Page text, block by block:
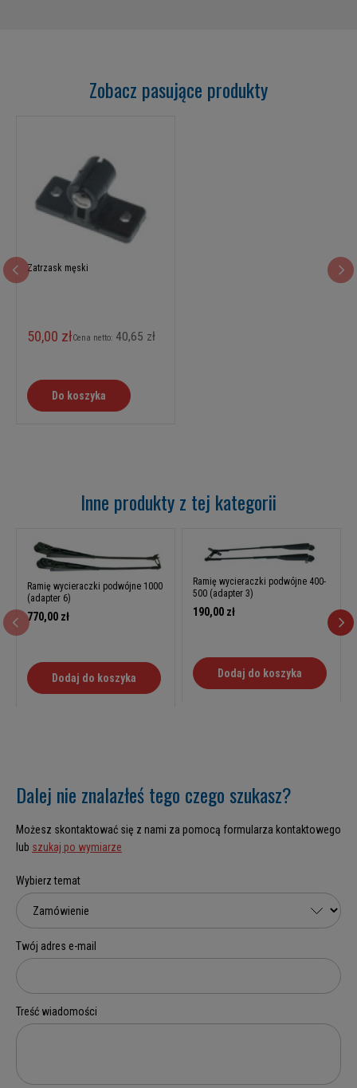
Zobacz pasujące produkty
Zatrzask męski
50,00 złCena netto: 40,65 zł
Do koszyka
Inne produkty z tej kategorii
Ramię wycieraczki podwójne 1000
(adapter 6)
770,00 zł
Dodaj do koszyka
Ramię wycieraczki podwójne 400-
500 (adapter 3)
190,00 zł
Dodaj do koszyka
Dalej nie znalazłeś tego czego szukasz?
Możesz skontaktować się z nami za pomocą formularza kontaktowego
lub szukaj po wymiarze